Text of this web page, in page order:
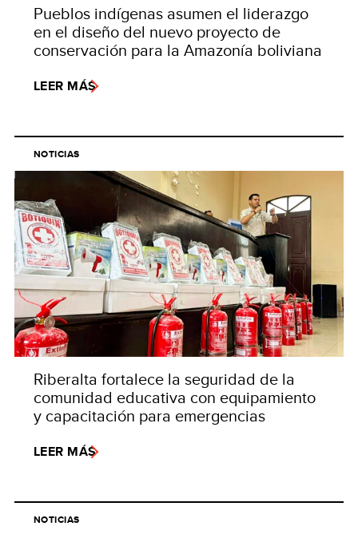
Pueblos indígenas asumen el liderazgo
en el diseño del nuevo proyecto de
conservación para la Amazonía boliviana
LEER MÁS
NOTICIAS
Riberalta fortalece la seguridad de la
comunidad educativa con equipamiento
y capacitación para emergencias
LEER MÁS
NOTICIAS